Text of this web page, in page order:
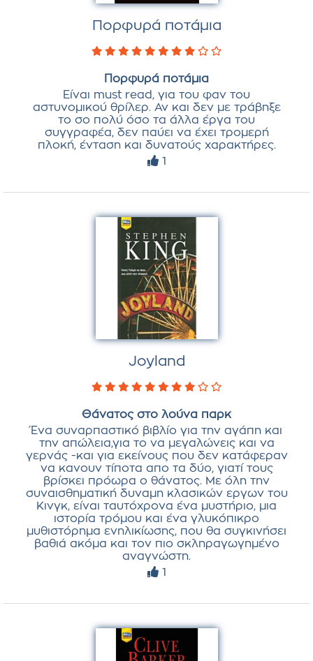
Πορφυρά ποτάμια
Πορφυρά ποτάμια
Είναι must read, για του φαν του
αστυνομικού θρίλερ. Αν και δεν με τράβηξε
το σο πολύ όσο τα άλλα έργα του
συγγραφέα, δεν παύει να έχει τρομερή
πλοκή, ένταση και δυνατούς χαρακτήρες.
1
Joyland
Θάνατος στο λούνα παρκ
Ένα συναρπαστικό βιβλίο για την αγάπη και
την απώλεια,για το να μεγαλώνεις και να
γερνάς -και για εκείνους που δεν κατάφεραν
να κανουν τίποτα απο τα δύο, γιατί τους
βρίσκει πρόωρα ο θάνατος. Με όλη την
συναισθηματική δυναμη κλασικών εργων του
Κινγκ, είναι ταυτόχρονα ένα μυστήριο, μια
ιστορία τρόμου και ένα γλυκόπικρο
μυθιστόρημα ενηλικίωσης, που θα συγκινήσει
βαθιά ακόμα και τον πιο σκληραγωγημένο
αναγνώστη.
1